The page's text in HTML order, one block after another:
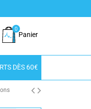
0
Panier
DÈS 60€